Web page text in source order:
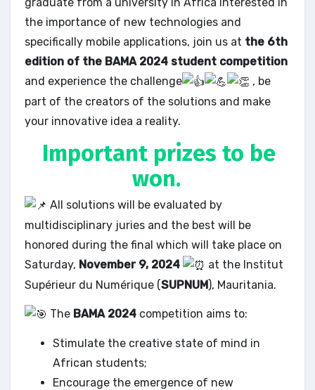
the importance of new technologies and
specifically mobile applications, join us at the 6th
edition of the BAMA 2024 student competition
and experience the challenge
, be
part of the creators of the solutions and make
your innovative idea a reality.
Important prizes to be
won.
All solutions will be evaluated by
multidisciplinary juries and the best will be
honored during the final which will take place on
Saturday, November 9, 2024
at the Institut
Supérieur du Numérique (SUPNUM), Mauritania.
The BAMA 2024 competition aims to:
Stimulate the creative state of mind in
African students;
Encourage the emergence of new